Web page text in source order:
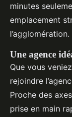
minutes
emplacement
l’agglomération.
Une agence
Que vous
rejoindre
Proche des
prise en main